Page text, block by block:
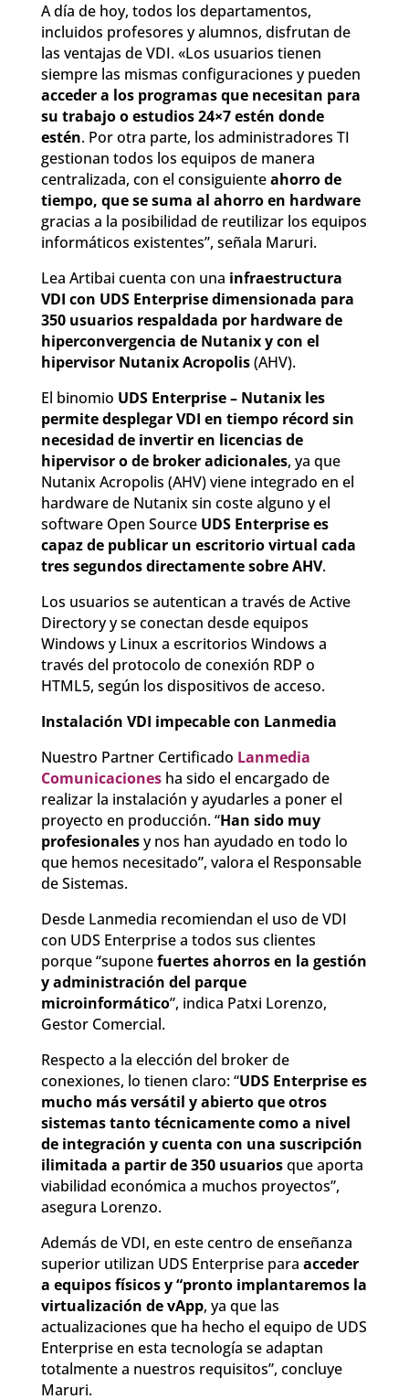
A día de hoy, todos los departamentos,
incluidos profesores y alumnos, disfrutan de
las ventajas de VDI. «Los usuarios tienen
siempre las mismas configuraciones y pueden
acceder a los programas que necesitan para
su trabajo o estudios 24×7 estén donde
estén. Por otra parte, los administradores TI
gestionan todos los equipos de manera
centralizada, con el consiguienteahorro de
tiempo, que se suma al ahorro en hardware
gracias a la posibilidad de reutilizar los equipos
informáticos existentes”, señala Maruri.
Lea Artibai cuenta con una infraestructura
VDI con UDS Enterprise dimensionada para
350 usuarios respaldada por hardware de
hiperconvergencia de Nutanix y con el
hipervisor Nutanix Acropolis(AHV).
El binomio UDS Enterprise – Nutanix les
permite desplegar VDI en tiempo récord sin
necesidad de invertir en licencias de
hipervisor o de broker adicionales, ya que
Nutanix Acropolis (AHV) viene integrado en el
hardware de Nutanix sin coste alguno y el
software Open Source UDS Enterprise es
capaz de publicar un escritorio virtual cada
tres segundos directamente sobre AHV.
Los usuarios se autentican a través de Active
Directory y se conectan desde equipos
Windows y Linux a escritorios Windows a
través del protocolo de conexión RDP o
HTML5, según los dispositivos de acceso.
Instalación VDI impecable con Lanmedia
Nuestro Partner Certificado Lanmedia
Comunicacionesha sido el encargado de
realizar la instalación y ayudarles a poner el
proyecto en producción. “Han sido muy
profesionalesy nos han ayudado en todo lo
que hemos necesitado”, valora el Responsable
de Sistemas.
Desde Lanmedia recomiendan el uso de VDI
con UDS Enterprise a todos sus clientes
porque “suponefuertes ahorros en la gestión
y administración del parque
microinformático”, indica Patxi Lorenzo,
Gestor Comercial.
Respecto a la elección del broker de
conexiones, lo tienen claro: “UDS Enterprise es
mucho más versátil y abierto que otros
sistemas tanto técnicamente como a nivel
de integración y cuenta con una suscripción
ilimitada a partir de 350 usuariosque aporta
viabilidad económica a muchos proyectos”,
asegura Lorenzo.
Además de VDI, en este centro de enseñanza
superior utilizan UDS Enterprise para acceder
a equipos físicos y “pronto implantaremos la
virtualización de vApp, ya que las
actualizaciones que ha hecho el equipo de UDS
Enterprise en esta tecnología se adaptan
totalmente a nuestros requisitos”, concluye
Maruri.